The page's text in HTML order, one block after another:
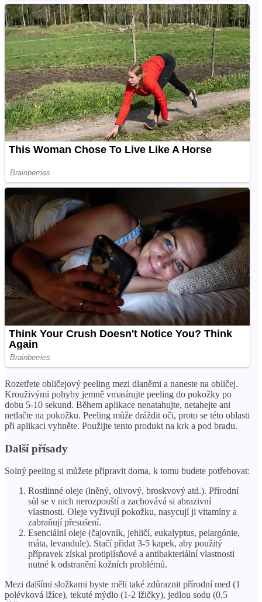
Rozetřete obličejový peeling mezi dlaněmi a naneste na obličej.
Krouživými pohyby jemně vmasírujte peeling do pokožky po
dobu 5-10 sekund. Během aplikace nenatahujte, netahejte ani
netlačte na pokožku. Peeling může dráždit oči, proto se této oblasti
při aplikaci vyhněte. Použijte tento produkt na krk a pod bradu.
Další přísady
Solný peeling si můžete připravit doma, k tomu budete potřebovat:
Rostlinné oleje (lněný, olivový, broskvový atd.). Přírodní
sůl se v nich nerozpouští a zachovává si abrazivní
vlastnosti. Oleje vyživují pokožku, nasycují ji vitamíny a
zabraňují přesušení.
Esenciální oleje (čajovník, jehličí, eukalyptus, pelargónie,
máta, levandule). Stačí přidat 3-5 kapek, aby použitý
přípravek získal protiplísňové a antibakteriální vlastnosti
nutné k odstranění kožních problémů.
Mezi dalšími složkami byste měli také zdůraznit přírodní med (1
polévková lžíce), tekuté mýdlo (1-2 lžičky), jedlou sodu (0,5